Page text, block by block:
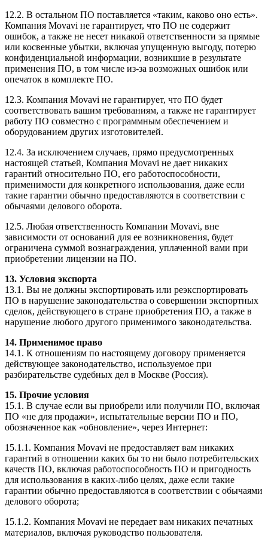
12.2. В остальном ПО поставляется «таким, каково оно есть».
Компания Movavi не гарантирует, что ПО не содержит
ошибок, а также не несет никакой ответственности за прямые
или косвенные убытки, включая упущенную выгоду, потерю
конфиденциальной информации, возникшие в результате
применения ПО, в том числе из-за возможных ошибок или
опечаток в комплекте ПО.
12.3. Компания Movavi не гарантирует, что ПО будет
соответствовать вашим требованиям, а также не гарантирует
работу ПО совместно с программным обеспечением и
оборудованием других изготовителей.
12.4. За исключением случаев, прямо предусмотренных
настоящей статьей, Компания Movavi не дает никаких
гарантий относительно ПО, его работоспособности,
применимости для конкретного использования, даже если
такие гарантии обычно предоставляются в соответствии с
обычаями делового оборота.
12.5. Любая ответственность Компании Movavi, вне
зависимости от оснований для ее возникновения, будет
ограничена суммой вознаграждения, уплаченной вами при
приобретении лицензии на ПО.
13. Условия экспорта
13.1. Вы не должны экспортировать или реэкспортировать
ПО в нарушение законодательства о совершении экспортных
сделок, действующего в стране приобретения ПО, а также в
нарушение любого другого применимого законодательства.
14. Применимое право
14.1. К отношениям по настоящему договору применяется
действующее законодательство, используемое при
разбирательстве судебных дел в Москве (Россия).
15. Прочие условия
15.1. В случае если вы приобрели или получили ПО, включая
ПО «не для продажи», испытательные версии ПО и ПО,
обозначенное как «обновление», через Интернет:
15.1.1. Компания Movavi не предоставляет вам никаких
гарантий в отношении каких бы то ни было потребительских
качеств ПО, включая работоспособность ПО и пригодность
для использования в каких-либо целях, даже если такие
гарантии обычно предоставляются в соответствии с обычаями
делового оборота;
15.1.2. Компания Movavi не передает вам никаких печатных
материалов, включая руководство пользователя.